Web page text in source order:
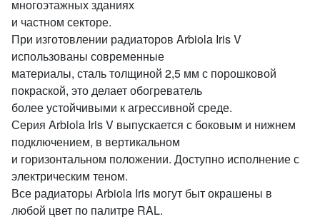
многоэтажных зданиях
и частном секторе.
При изготовлении радиаторов Arbiola Iris V
использованы современные
материалы, сталь толщиной 2,5 мм с порошковой
покраской, это делает обогреватель
более устойчивыми к агрессивной среде.
Серия Arbiola Iris V выпускается с боковым и нижнем
подключением, в вертикальном
и горизонтальном положении. Доступно исполнение с
электрическим теном.
Все радиаторы Arbiola Iris могут быт окрашены в
любой цвет по палитре RAL.